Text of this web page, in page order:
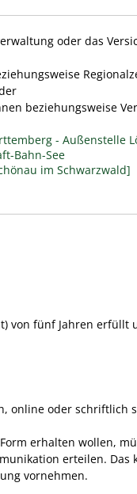
oder das
beziehungsweise
- Außenstelle
Bahn-See
im Schwarzwald]
von fünf Jahren erfüllt
online oder schriftlich
erhalten wollen,
erteilen. Das
vornehmen.